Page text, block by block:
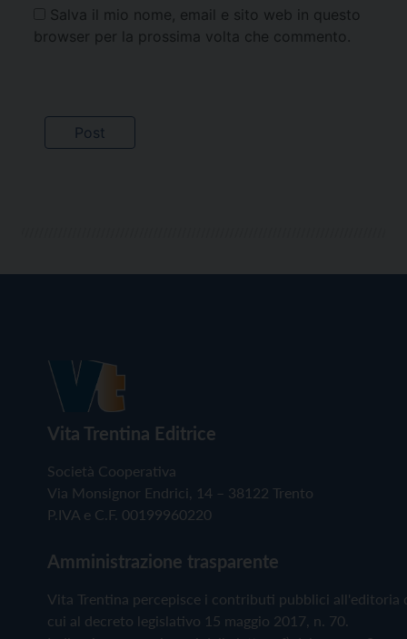
Salva il mio nome, email e sito web in questo
browser per la prossima volta che commento.
Vita Trentina Editrice
Società Cooperativa
Via Monsignor Endrici, 14 – 38122 Trento
P.IVA e C.F. 00199960220
Amministrazione trasparente
Vita Trentina percepisce i contributi pubblici all'editoria
cui al decreto legislativo 15 maggio 2017, n. 70.